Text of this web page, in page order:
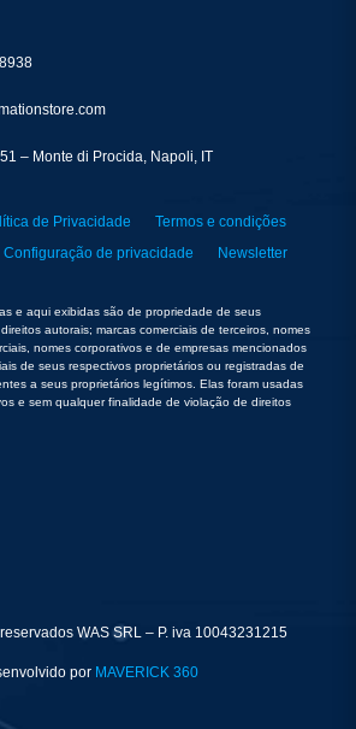
– Monte di Procida, Napoli, IT
de Privacidade
Termos e condições
Configuração de privacidade Newsletter
e aqui exibidas são de propriedade de seus
autorais; marcas comerciais de terceiros, nomes
nomes corporativos e de empresas mencionados
de seus respectivos proprietários ou registradas de
a seus proprietários legítimos. Elas foram usadas
e sem qualquer finalidade de violação de direitos
WAS SRL – P. iva 10043231215
por MAVERICK 360